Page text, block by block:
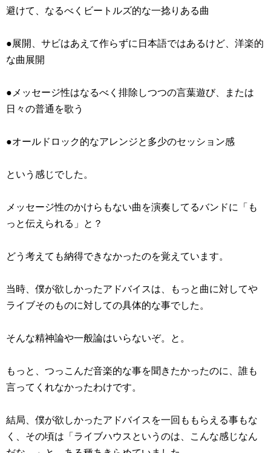
避けて、なるべくビートルズ的な一捻りある曲
●展開、サビはあえて作らずに日本語ではあるけど、洋楽的
な曲展開
●メッセージ性はなるべく排除しつつの言葉遊び、または
日々の普通を歌う
●オールドロック的なアレンジと多少のセッション感
という感じでした。
メッセージ性のかけらもない曲を演奏してるバンドに「も
っと伝えられる」と？
どう考えても納得できなかったのを覚えています。
当時、僕が欲しかったアドバイスは、もっと曲に対してや
ライブそのものに対しての具体的な事でした。
そんな精神論や一般論はいらないぞ。と。
もっと、つっこんだ音楽的な事を聞きたかったのに、誰も
言ってくれなかったわけです。
結局、僕が欲しかったアドバイスを一回ももらえる事もな
く、その頃は「ライブハウスというのは、こんな感じなん